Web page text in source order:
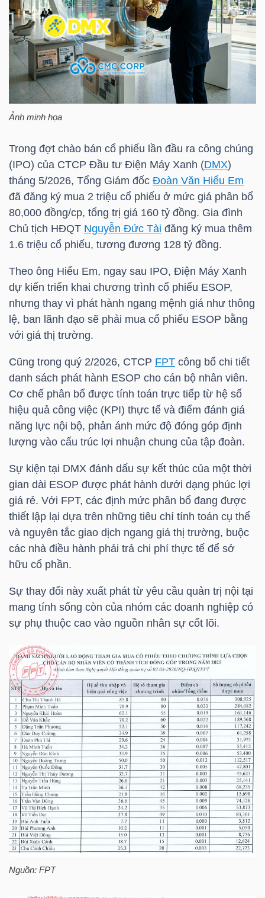
Ảnh minh họa
Trong đợt chào bán cổ phiếu lần đầu ra công chúng
(IPO) của CTCP Đầu tư Điện Máy Xanh (DMX)
tháng 5/2026, Tổng Giám đốc Đoàn Văn Hiểu Em
đã đăng ký mua 2 triệu cổ phiếu ở mức giá phân bổ
80,000 đồng/cp, tổng trị giá 160 tỷ đồng. Gia đình
Chủ tịch HĐQT Nguyễn Đức Tài đăng ký mua thêm
1.6 triệu cổ phiếu, tương đương 128 tỷ đồng.
Theo ông Hiểu Em, ngay sau IPO, Điện Máy Xanh
dự kiến triển khai chương trình cổ phiếu ESOP,
nhưng thay vì phát hành ngang mệnh giá như thông
lệ, ban lãnh đạo sẽ phải mua cổ phiếu ESOP bằng
với giá thị trường.
Cũng trong quý 2/2026, CTCP FPT công bố chi tiết
danh sách phát hành ESOP cho cán bộ nhân viên.
Cơ chế phân bổ được tính toán trực tiếp từ hệ số
hiệu quả công việc (KPI) thực tế và điểm đánh giá
năng lực nội bộ, phản ánh mức độ đóng góp định
lượng vào cấu trúc lợi nhuận chung của tập đoàn.
Sự kiện tại DMX đánh dấu sự kết thúc của một thời
gian dài ESOP được phát hành dưới dạng phúc lợi
giá rẻ. Với FPT, các định mức phân bổ đang được
thiết lập lại dựa trên những tiêu chí tính toán cụ thể
và nguyên tắc giao dịch ngang giá thị trường, buộc
các nhà điều hành phải trả chi phí thực tế để sở
hữu cổ phần.
Sự thay đổi này xuất phát từ yêu cầu quản trị nội tại
mang tính sống còn của nhóm các doanh nghiệp có
sự phụ thuộc cao vào nguồn nhân sự cốt lõi.
Nguồn: FPT
TÀI
CHÍNH
HÀNG
HÓA
KINH
TẾ
GIỚI
ĐÔNG
DƯƠNG
TÀI
CHÍNH
CÁ
NHÂN
PHÂN
TÍCH
VIETSTOCKFINANCE
MÔ
NGÀNH
DOANH
NGHIỆP
CỔ
PHIẾU
PHÁI